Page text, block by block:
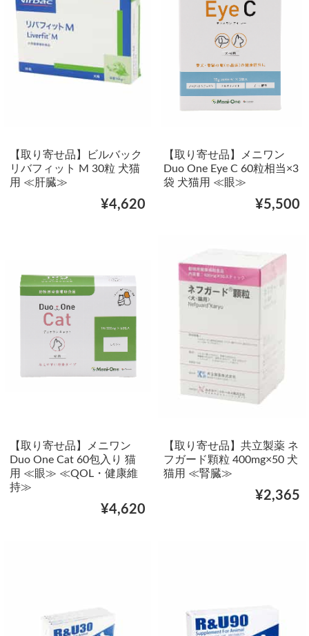
【取り寄せ品】ビルバック
リバフィット M 30粒 犬猫
用 ≪肝臓≫
¥4,620
【取り寄せ品】メニワン
Duo One Eye C 60粒相当×3
袋 犬猫用 ≪眼≫
¥5,500
【取り寄せ品】メニワン
Duo One Cat 60包入り 猫
用 ≪眼≫ ≪QOL・健康維
持≫
¥4,620
【取り寄せ品】共立製薬 ネ
フガード顆粒 400mg×50 犬
猫用 ≪腎臓≫
¥2,365